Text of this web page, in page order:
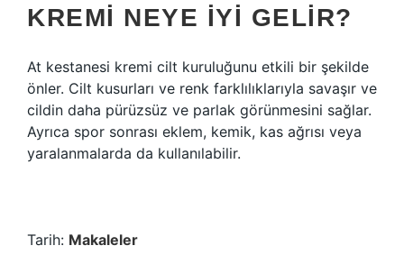
KREMI NEYE IYI GELIR?
At kestanesi kremi cilt kuruluğunu etkili bir şekilde
önler. Cilt kusurları ve renk farklılıklarıyla savaşır ve
cildin daha pürüzsüz ve parlak görünmesini sağlar.
Ayrıca spor sonrası eklem, kemik, kas ağrısı veya
yaralanmalarda da kullanılabilir.
Tarih: Makaleler